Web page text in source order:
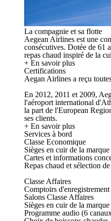
La compagnie et sa flotte
Aegean Airlines est une
consécutives. Dotée de 61
repas chaud inspiré de la
+ En savoir plus
Certifications
Aegan Airlines a reçu
En 2012, 2011 et 2009,
l'aéroport international
la part de l'European
ses clients.
+ En savoir plus
Services à bord
Classe Economique
Sièges en cuir de la
Cartes et informations
Repas chaud et sélection
Classe Affaires
Comptoirs d'enregistrement
Salons Classe Affaires
Sièges en cuir de la
Programme audio (6